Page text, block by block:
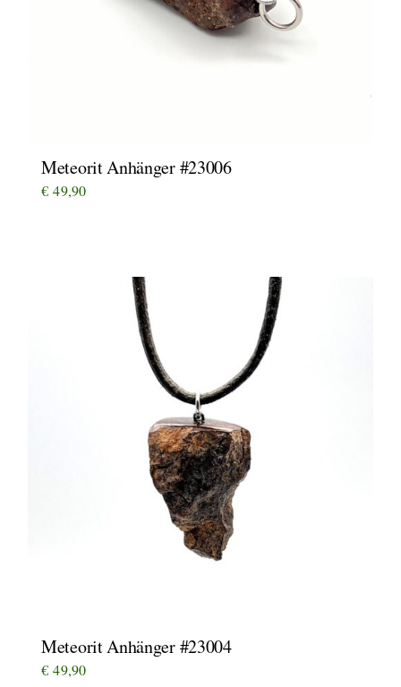
Meteorit Anhänger #23006
€ 49,90
Meteorit Anhänger #23004
€ 49,90